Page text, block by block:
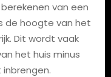
van een
de hoogte van het
Dit wordt vaak
het huis minus